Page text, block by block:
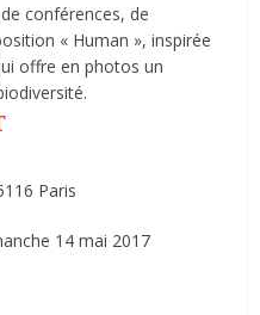
conférences, de
« Human », inspirée
offre en photos un
Paris
14 mai 2017